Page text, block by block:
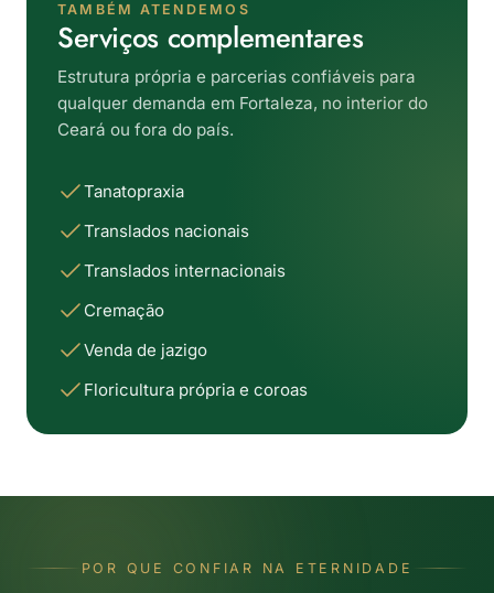
TAMBÉM ATENDEMOS
Serviços complementares
Estrutura própria e parcerias confiáveis para
qualquer demanda em Fortaleza, no interior do
Ceará ou fora do país.
Tanatopraxia
Translados nacionais
Translados internacionais
Cremação
Venda de jazigo
Floricultura própria e coroas
POR QUE CONFIAR NA ETERNIDADE